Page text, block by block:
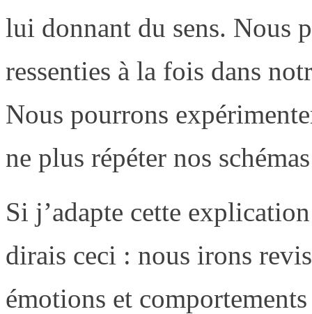
lui donnant du sens. Nous
ressenties à la fois dans
Nous pourrons
ne plus répéter nos
Si j’adapte cette
dirais ceci : nous irons
émotions et